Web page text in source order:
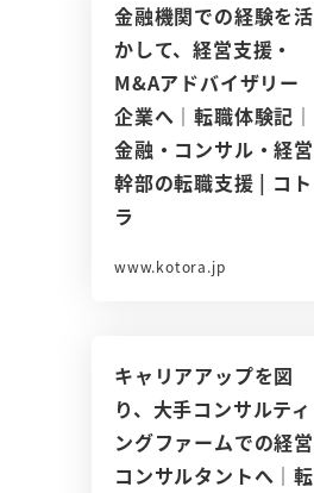
金融機関での経験を活
かして、経営支援・
M&Aアドバイザリー
企業へ｜転職体験記｜
金融・コンサル・経営
幹部の転職支援 | コト
ラ
www.kotora.jp
キャリアアップを図
り、大手コンサルティ
ングファームでの経営
コンサルタントへ｜転